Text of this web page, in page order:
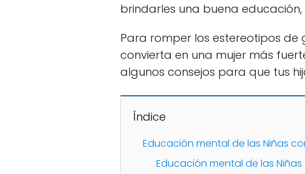
brindarles una buena
Para romper los estereotipos
convierta en una mujer más
algunos consejos para que tus
Índice
Educación mental de las Niñas
Educación mental de las